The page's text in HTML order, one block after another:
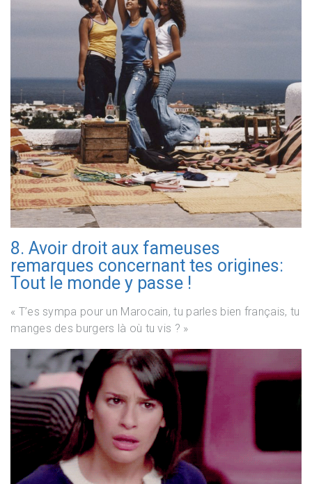
8. Avoir droit aux fameuses
remarques concernant tes origines:
Tout le monde y passe !
« T’es sympa pour un Marocain, tu parles bien français, tu
manges des burgers là où tu vis ? »